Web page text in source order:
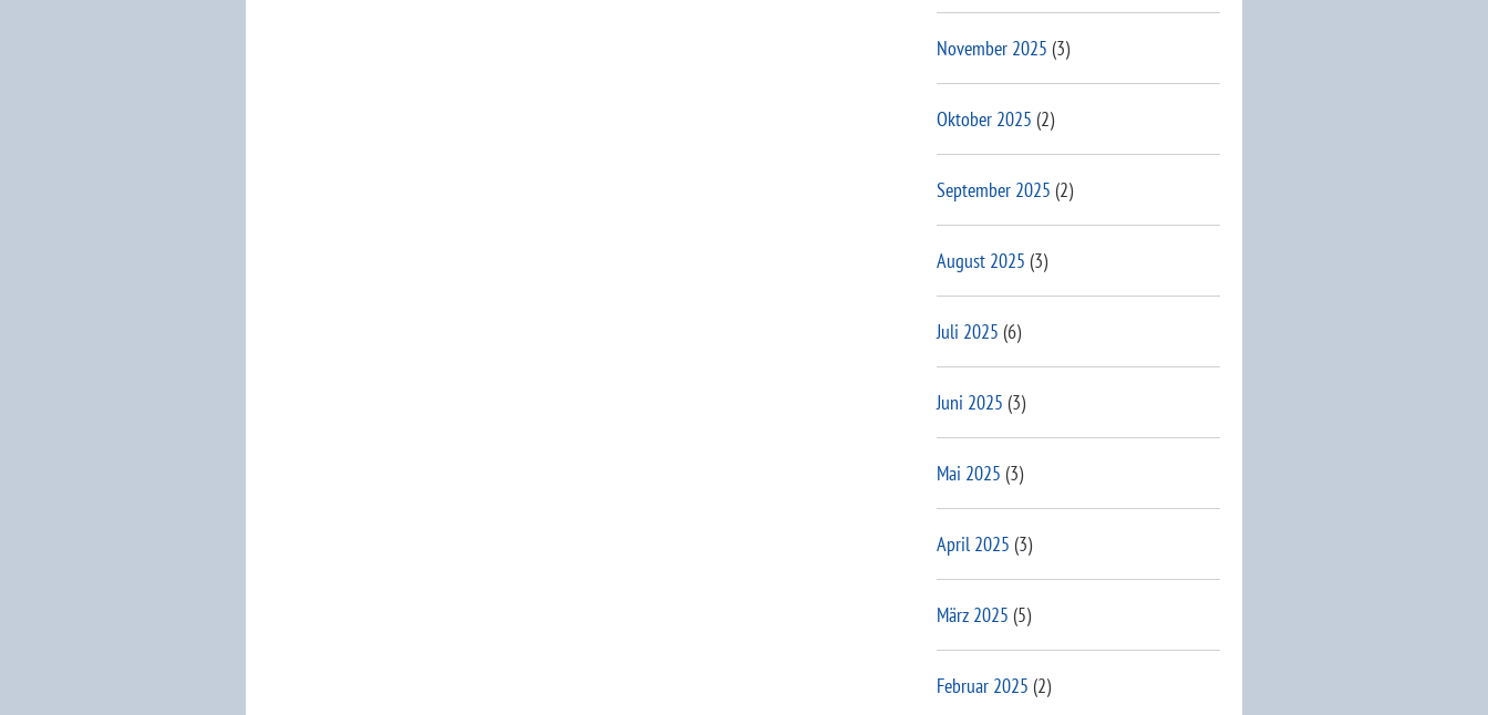
November 2025 (3)
Oktober 2025 (2)
September 2025 (2)
August 2025 (3)
Juli 2025 (6)
Juni 2025 (3)
Mai 2025 (3)
April 2025 (3)
März 2025 (5)
Februar 2025 (2)